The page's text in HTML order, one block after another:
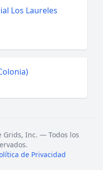
Los Laureles
Grids, Inc. — Todos los
de Privacidad